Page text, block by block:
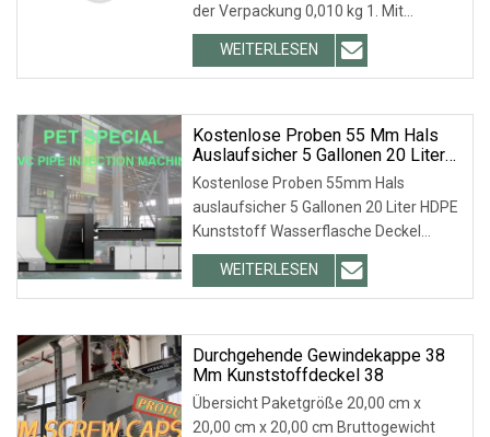
der Verpackung 0,010 kg 1. Mit
sicherem Rand, verschüttungssicher,
umweltfreundlich. 2. Geeignet zum
Verpacken von Trockenfutter,
WEITERLESEN
Kostenlose Proben 55 Mm Hals
Auslaufsicher 5 Gallonen 20 Liter
HDPE Kunststoff
Wasserflaschendeckel
Kostenlose Proben 55mm Hals
auslaufsicher 5 Gallonen 20 Liter HDPE
Kunststoff Wasserflasche Deckel
gewisse Transparenz und milde Textur
werden gestreckt und in einer Form
verarbeitet, um Kappen mit
und
WEITERLESEN
Durchgehende Gewindekappe 38
Mm Kunststoffdeckel 38
Übersicht Paketgröße 20,00 cm x
20,00 cm x 20,00 cm Bruttogewicht